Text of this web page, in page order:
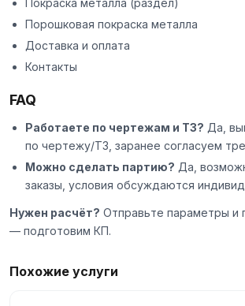
Покраска металла (раздел)
Порошковая покраска металла
Доставка и оплата
Контакты
FAQ
Работаете по чертежам и ТЗ? Да,
по чертежу/ТЗ, заранее согласуем
Можно сделать партию? Да,
заказы, условия обсуждаются
Нужен расчёт? Отправьте параметры и
— подготовим КП.
Похожие услуги